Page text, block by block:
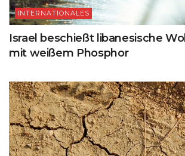
INTERNATIONALES
Israel beschießt libanesische
mit weißem Phosphor